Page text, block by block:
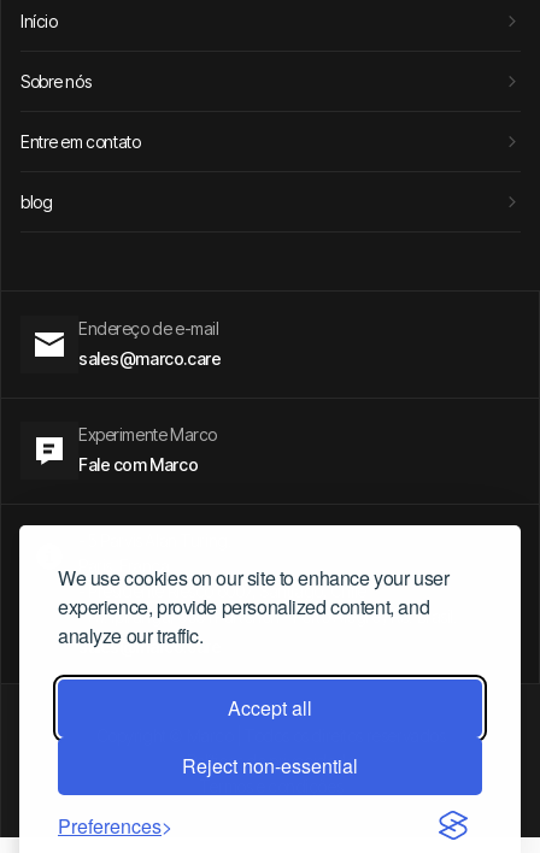
We use cookies on our site to enhance your user
experience, provide personalized content, and
analyze our traffic.
Accept all
Reject non-essential
Preferences
Início
Sobre nós
Entre em contato
blog
Endereço de e-mail
sales@marco.care
Experimente Marco
Fale com Marco
- Presidente Riesco 6007, Santiago, Chile
- Av. Ipiranga, 6681 Partenon - Porto Alegre / RS. Brasil.
sales@marco.care
Políticas de privacidade